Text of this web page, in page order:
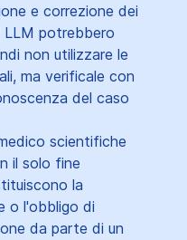
e correzione dei
LLM potrebbero
non utilizzare le
ma verificale con
del caso
scientifiche
il solo fine
la
o l'obbligo di
da parte di un